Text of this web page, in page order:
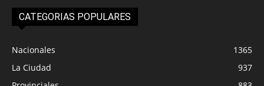
CATEGORIAS POPULARES
Nacionales
1365
La Ciudad
937